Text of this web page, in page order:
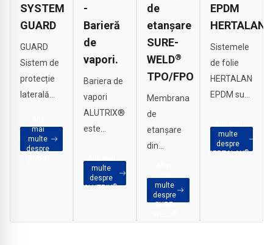
SYSTEM
GUARD
GUARD
Sistem de
protecție
laterală
securitatea
colectivă
plane și
mai
multe
despre
-
Barieră
de
vapori.
Bariera de
vapori
ALUTRIX®
este
pentru
instalarea
în
multe
despre
ALUTRIX®.
de
etanșare
SURE-
WELD®
TPO/FPO
Membrana
de
etanșare
din
termoplastice
de înaltă
un singur
multe
despre
SURE-
EPDM
HERTALAN
Sistemele
de folie
HERTALAN®
EPDM sunt
se
montează
multe
despre
HERTALAN®